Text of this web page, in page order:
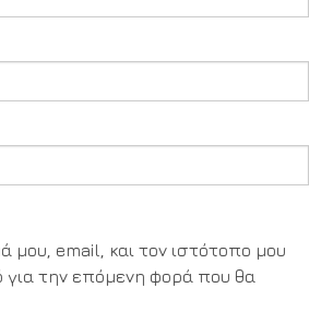
μου, email, και τον ιστότοπο μου
για την επόμενη φορά που θα